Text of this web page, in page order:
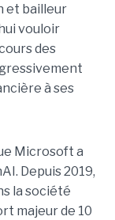
et bailleur
vouloir
des
à ses
Microsoft a
Depuis 2019,
la société
majeur de 10